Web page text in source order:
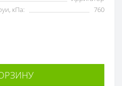
кПа:
760